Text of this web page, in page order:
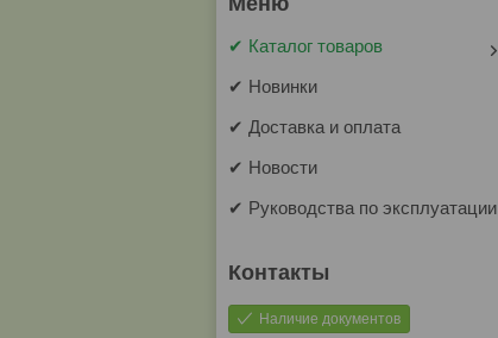
✔ Каталог товаров
✔ Новинки
✔ Доставка и оплата
✔ Новости
✔ Руководства по эксплуатации
Наличие документов